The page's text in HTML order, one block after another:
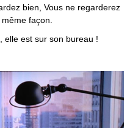
bien, Vous ne regarderez
façon.
elle est sur son bureau !